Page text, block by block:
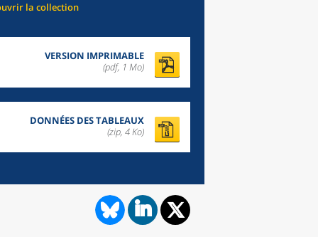
la collection
VERSION IMPRIMABLE
(pdf, 1 Mo)
DONNÉES DES TABLEAUX
(zip, 4 Ko)